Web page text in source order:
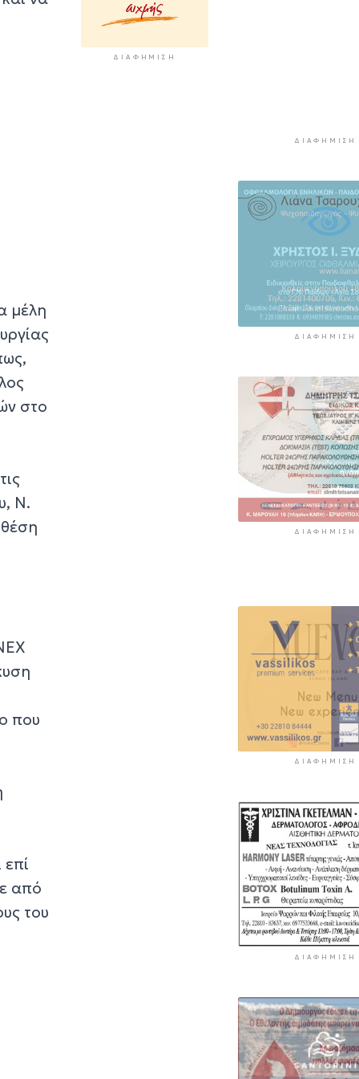
μέλη
στο
Ν.
που
από
του
ΔΙΑΦΉΜΙΣΗ
2 ώρες 52 λεπτά πρίν
Μια καινοτόμος
εκπαιδευτική
που συνδυάζει
ιστορία με την
τεχνολογία
2 ώρες 57 λεπτά πρίν
ΔΙΑΦΉΜΙΣΗ
ΔΙΑΦΉΜΙΣΗ
ΔΙΑΦΉΜΙΣΗ
ΔΙΑΦΉΜΙΣΗ
ΔΙΑΦΉΜΙΣΗ